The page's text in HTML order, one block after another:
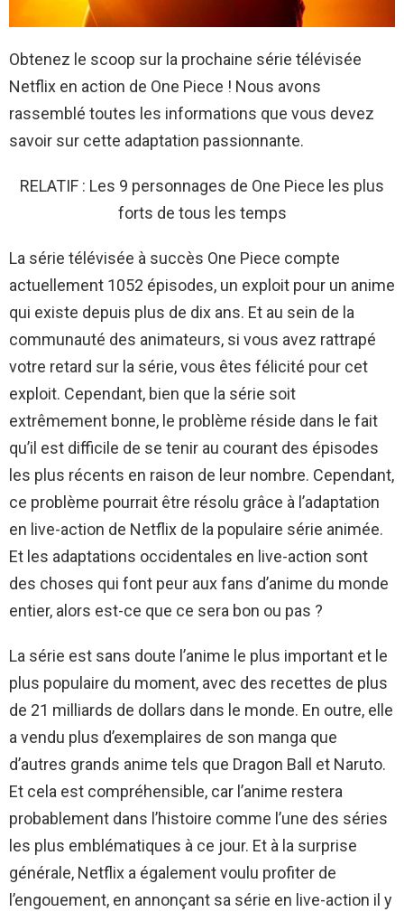
Obtenez le scoop sur la prochaine série télévisée
Netflix en action de One Piece ! Nous avons
rassemblé toutes les informations que vous devez
savoir sur cette adaptation passionnante.
RELATIF : Les 9 personnages de One Piece les plus
forts de tous les temps
La série télévisée à succès One Piece compte
actuellement 1052 épisodes, un exploit pour un anime
qui existe depuis plus de dix ans. Et au sein de la
communauté des animateurs, si vous avez rattrapé
votre retard sur la série, vous êtes félicité pour cet
exploit. Cependant, bien que la série soit
extrêmement bonne, le problème réside dans le fait
qu’il est difficile de se tenir au courant des épisodes
les plus récents en raison de leur nombre. Cependant,
ce problème pourrait être résolu grâce à l’adaptation
en live-action de Netflix de la populaire série animée.
Et les adaptations occidentales en live-action sont
des choses qui font peur aux fans d’anime du monde
entier, alors est-ce que ce sera bon ou pas ?
La série est sans doute l’anime le plus important et le
plus populaire du moment, avec des recettes de plus
de 21 milliards de dollars dans le monde. En outre, elle
a vendu plus d’exemplaires de son manga que
d’autres grands anime tels que Dragon Ball et Naruto.
Et cela est compréhensible, car l’anime restera
probablement dans l’histoire comme l’une des séries
les plus emblématiques à ce jour. Et à la surprise
générale, Netflix a également voulu profiter de
l’engouement, en annonçant sa série en live-action il y